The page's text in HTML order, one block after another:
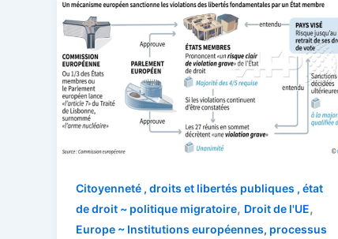
Citoyenneté , droits et libertés publiques , état
de droit ~ politique migratoire, Droit de l'UE,
Europe ~ Institutions européennes, processus